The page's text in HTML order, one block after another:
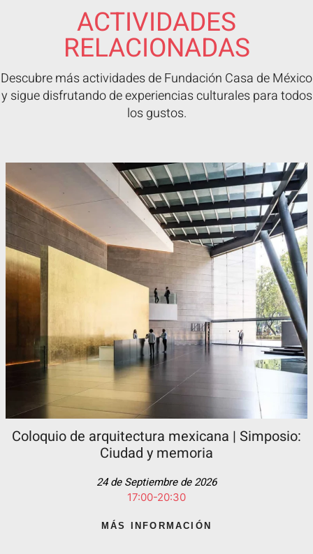
ACTIVIDADES
RELACIONADAS
Descubre más actividades de Fundación Casa de México
y sigue disfrutando de experiencias culturales para todos
los gustos.
Coloquio de arquitectura mexicana | Simposio:
Ciudad y memoria
24 de Septiembre de 2026
17:00-20:30
MÁS INFORMACIÓN